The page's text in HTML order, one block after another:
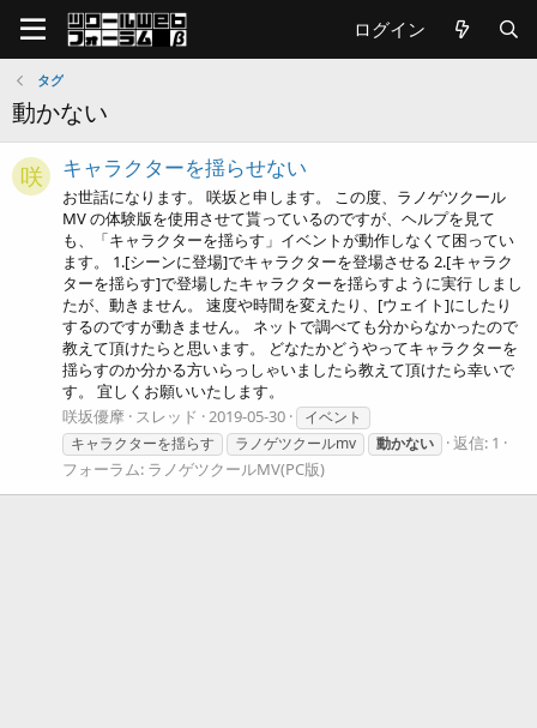
ログイン
タグ
動かない
咲 キャラクターを揺らせない
お世話になります。 咲坂と申します。 この度、ラノゲツクール
MV の体験版を使用させて貰っているのですが、ヘルプを見て
も、「キャラクターを揺らす」イベントが動作しなくて困ってい
ます。 1.[シーンに登場]でキャラクターを登場させる 2.[キャラク
ターを揺らす]で登場したキャラクターを揺らすように実行 しまし
たが、動きません。 速度や時間を変えたり、[ウェイト]にしたり
するのですが動きません。 ネットで調べても分からなかったので
教えて頂けたらと思います。 どなたかどうやってキャラクターを
揺らすのか分かる方いらっしゃいましたら教えて頂けたら幸いで
す。 宜しくお願いいたします。
咲坂優摩
スレッド 2019-05-30
イベント
キャラクターを揺らす
ラノゲツクールmv 動かない
返信: 1
フォーラム: ラノゲツクールMV(PC版)